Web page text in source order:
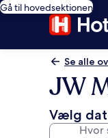
Gå til hovedsektionen
Se alle
JW
Vælg
Hvor